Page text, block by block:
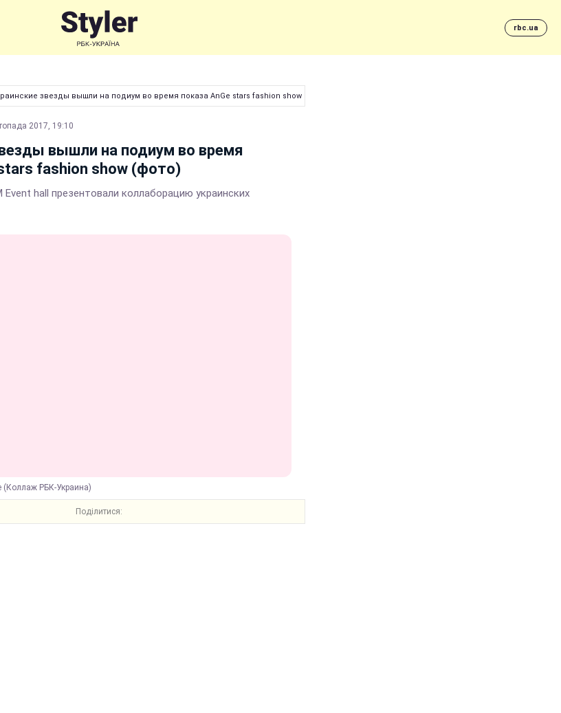
rbc.ua
звезды вышли на подиум во время показа AnGe stars fashion show (фото)
2017, 19:10
вышли на подиум во время
fashion show (фото)
Event hall презентовали коллаборацию украинских
(Коллаж РБК-Украина)
Поділитися: